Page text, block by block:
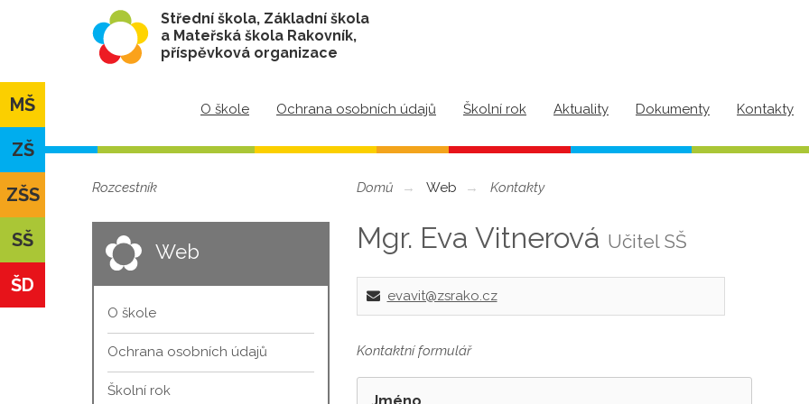
Střední škola, Základní škola
a Mateřská škola Rakovník,
příspěvková organizace
O škole Ochrana osobních údajů Školní rok Aktuality Dokumenty Kontakty
MŠ
ZŠ
ZŠS
SŠ
ŠD
Rozcestník
Web
O škole
Ochrana osobních údajů
Školní rok
Domů Web Kontakty
Mgr. Eva Vitnerová Učitel SŠ
evavit@zsrako.cz
Kontaktní formulář